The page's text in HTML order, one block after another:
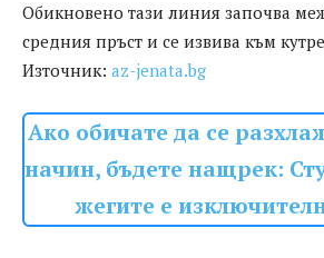
Обикновено тази линия започва
средния пръст и се извива към
Източник: az-jenata.bg
Ако обичате да се
начин, бъдете нащрек:
жегите е